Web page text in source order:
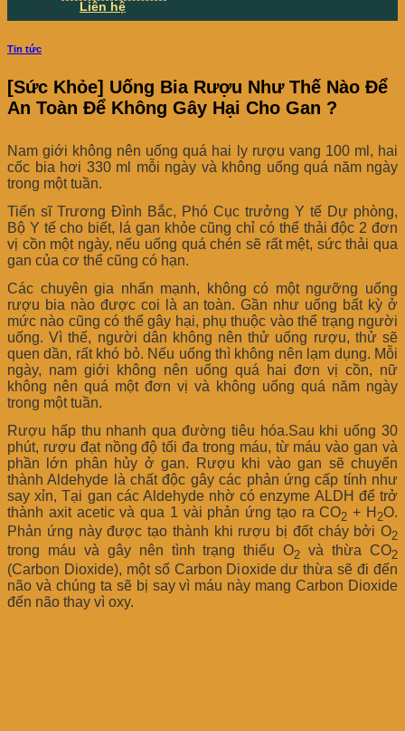
Liên hệ
Tin tức
[Sức Khỏe] Uống Bia Rượu Như Thế Nào Để
An Toàn Để Không Gây Hại Cho Gan ?
Nam giới không nên uống quá hai ly rượu vang 100 ml, hai
cốc bia hơi 330 ml mỗi ngày và không uống quá năm ngày
trong một tuần.
Tiến sĩ Trương Đình Bắc, Phó Cục trưởng Y tế Dự phòng,
Bộ Y tế cho biết, lá gan khỏe cũng chỉ có thể thải độc 2 đơn
vị cồn một ngày, nếu uống quá chén sẽ rất mệt, sức thải qua
gan của cơ thể cũng có hạn.
Các chuyên gia nhấn mạnh, không có một ngưỡng uống
rượu bia nào được coi là an toàn. Gần như uống bất kỳ ở
mức nào cũng có thể gây hại, phụ thuộc vào thể trạng người
uống. Vì thế, người dân không nên thử uống rượu, thử sẽ
quen dần, rất khó bỏ. Nếu uống thì không nên lạm dụng. Mỗi
ngày, nam giới không nên uống quá hai đơn vị cồn, nữ
không nên quá một đơn vị và không uống quá năm ngày
trong một tuần.
Rượu hấp thu nhanh qua đường tiêu hóa.Sau khi uống 30
phút, rượu đạt nồng độ tối đa trong máu, từ máu vào gan và
phần lớn phân hủy ở gan. Rượu khi vào gan sẽ chuyển
thành Aldehyde là chất độc gây các phản ứng cấp tính như
say xỉn, Tại gan các Aldehyde nhờ có enzyme ALDH để trở
thành axit acetic và qua 1 vài phản ứng tạo ra CO2 + H 2O.
Phản ứng này được tạo thành khi rượu bị đốt cháy bởi O2
trong máu và gây nên tình trạng thiếu O2 và thừa CO2
(Carbon Dioxide), một số Carbon Dioxide dư thừa sẽ đi đến
não và chúng ta sẽ bị say vì máu này mang Carbon Dioxide
đến não thay vì oxy.